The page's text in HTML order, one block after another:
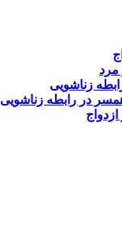
زناشویی
در رابطه زناشویی